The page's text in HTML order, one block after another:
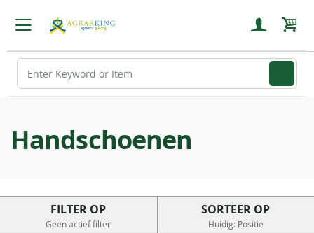
Handschoenen
FILTER OP
Geen actief filter
SORTEER OP
Huidig: Positie